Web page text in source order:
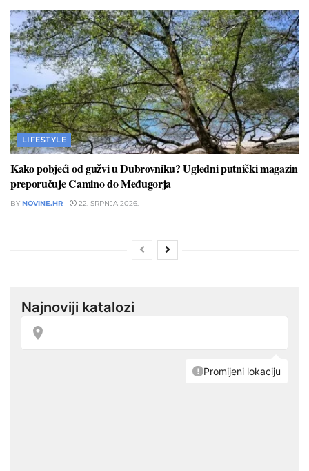
LIFESTYLE
Kako pobjeći od gužvi u Dubrovniku? Ugledni putnički magazin
preporučuje Camino do Međugorja
BY NOVINE.HR 22. SRPNJA 2026.